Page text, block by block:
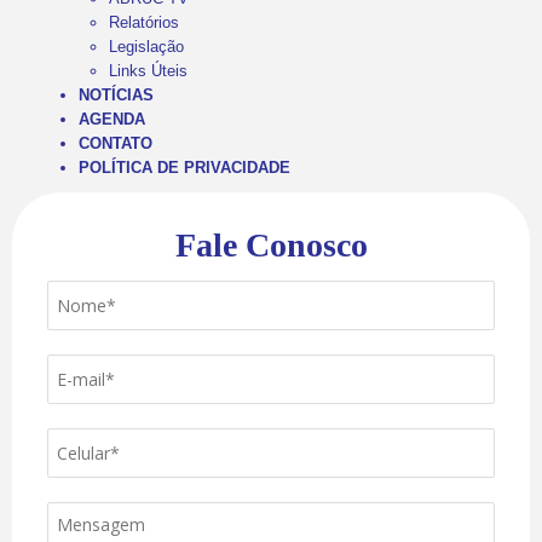
Relatórios
Legislação
Links Úteis
NOTÍCIAS
AGENDA
CONTATO
POLÍTICA DE PRIVACIDADE
Fale Conosco